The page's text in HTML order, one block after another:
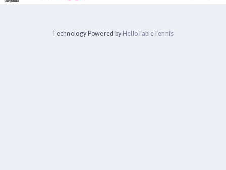
Technology Powered by HelloTableTennis